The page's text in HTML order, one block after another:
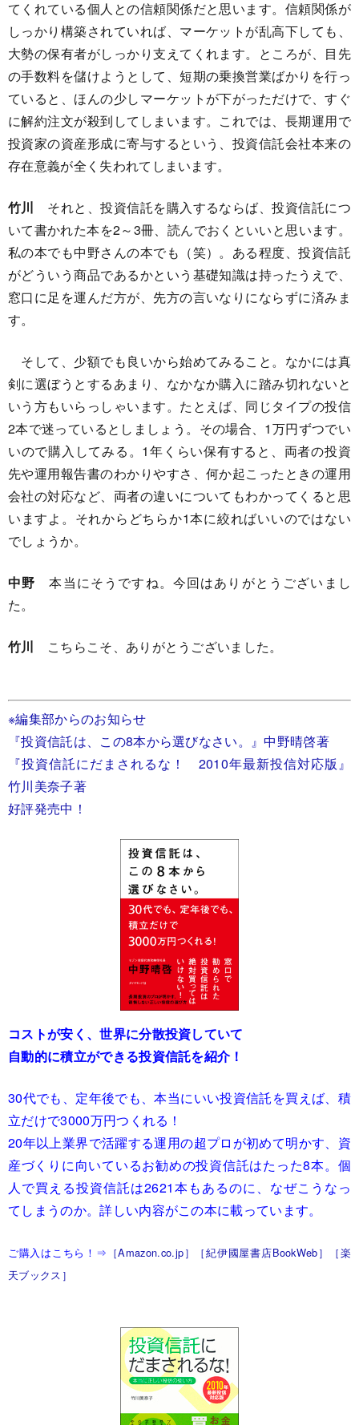
てくれている個人との信頼関係だと思います。信頼関係が
しっかり構築されていれば、マーケットが乱高下しても、
大勢の保有者がしっかり支えてくれます。ところが、目先
の手数料を儲けようとして、短期の乗換営業ばかりを行っ
ていると、ほんの少しマーケットが下がっただけで、すぐ
に解約注文が殺到してしまいます。これでは、長期運用で
投資家の資産形成に寄与するという、投資信託会社本来の
存在意義が全く失われてしまいます。
竹川 それと、投資信託を購入するならば、投資信託につ
いて書かれた本を2～3冊、読んでおくといいと思います。
私の本でも中野さんの本でも（笑）。ある程度、投資信託
がどういう商品であるかという基礎知識は持ったうえで、
窓口に足を運んだ方が、先方の言いなりにならずに済みま
す。
そして、少額でも良いから始めてみること。なかには真
剣に選ぼうとするあまり、なかなか購入に踏み切れないと
いう方もいらっしゃいます。たとえば、同じタイプの投信
2本で迷っているとしましょう。その場合、1万円ずつでい
いので購入してみる。1年くらい保有すると、両者の投資
先や運用報告書のわかりやすさ、何か起こったときの運用
会社の対応など、両者の違いについてもわかってくると思
いますよ。それからどちらか1本に絞ればいいのではない
でしょうか。
中野 本当にそうですね。今回はありがとうございまし
た。
竹川 こちらこそ、ありがとうございました。
※編集部からのお知らせ
『投資信託は、この8本から選びなさい。』中野晴啓著
『投資信託にだまされるな！ 2010年最新投信対応版』
竹川美奈子著
好評発売中！
コストが安く、世界に分散投資していて
自動的に積立ができる投資信託を紹介！
30代でも、定年後でも、本当にいい投資信託を買えば、積
立だけで3000万円つくれる！
20年以上業界で活躍する運用の超プロが初めて明かす、資
産づくりに向いているお勧めの投資信託はたった8本。個
人で買える投資信託は2621本もあるのに、なぜこうなっ
てしまうのか。詳しい内容がこの本に載っています。
ご購入はこちら！⇒ ［Amazon.co.jp］ ［紀伊國屋書店BookWeb］
［楽
天ブックス］